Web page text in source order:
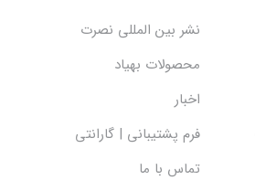
نشر بین المللی نصرت
محصولات بهیاد
اخبار
فرم پشتیبانی | گارانتی
تماس با ما